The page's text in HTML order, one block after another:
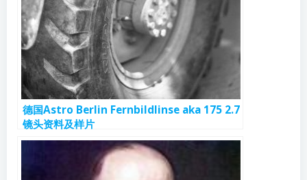
德国Astro Berlin Fernbildlinse aka 175 2.7
镜头资料及样片